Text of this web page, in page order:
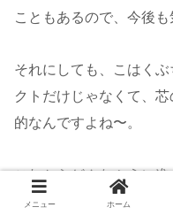
こともあるので、今後も
それにしても、こはく
クトだけじゃなくて、
的なんですよね〜。
これからどんなふうに
く楽しみです！
メニュー ホーム